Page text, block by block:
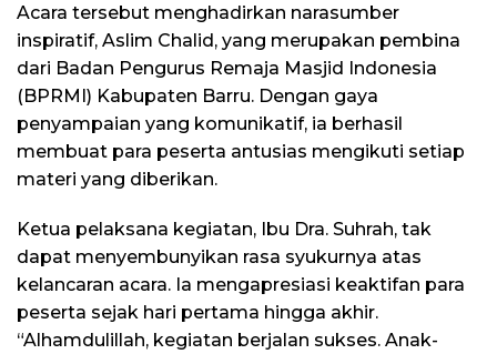
Acara tersebut menghadirkan narasumber
inspiratif, Aslim Chalid, yang merupakan pembina
dari Badan Pengurus Remaja Masjid Indonesia
(BPRMI) Kabupaten Barru. Dengan gaya
penyampaian yang komunikatif, ia berhasil
membuat para peserta antusias mengikuti setiap
materi yang diberikan.
Ketua pelaksana kegiatan, Ibu Dra. Suhrah, tak
dapat menyembunyikan rasa syukurnya atas
kelancaran acara. Ia mengapresiasi keaktifan para
peserta sejak hari pertama hingga akhir.
“Alhamdulillah, kegiatan berjalan sukses. Anak-